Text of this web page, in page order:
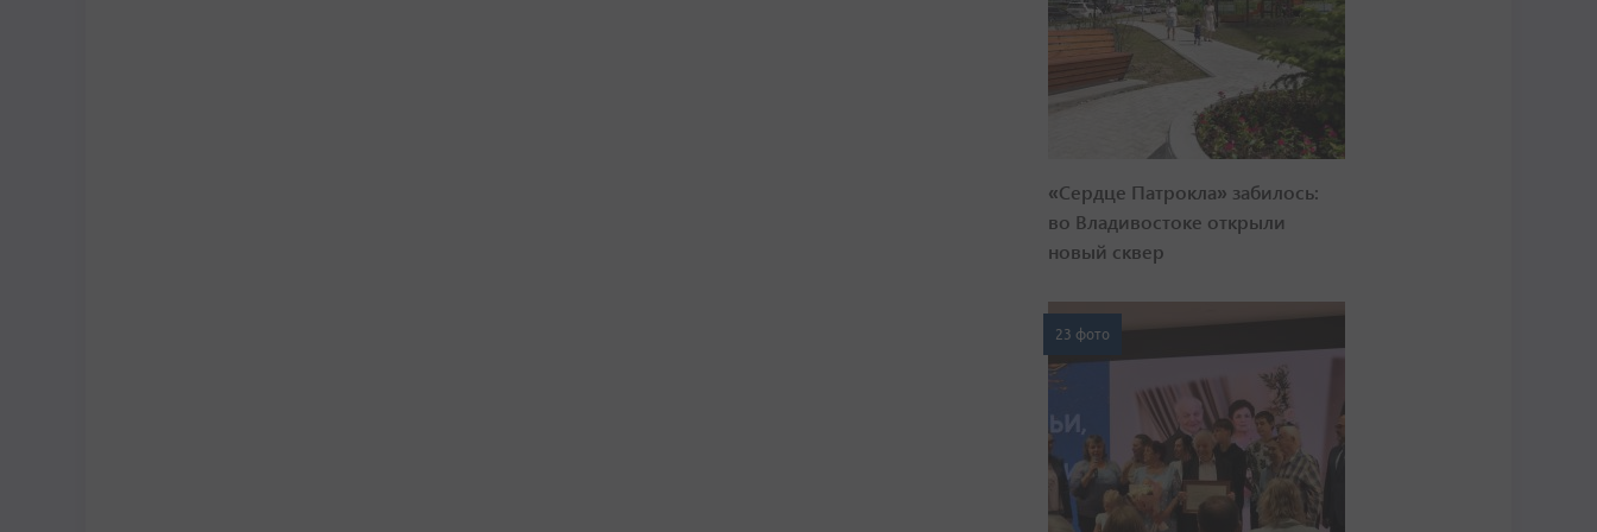
«Сердце Патрокла» забилось:
во Владивостоке открыли
новый сквер
23 фото